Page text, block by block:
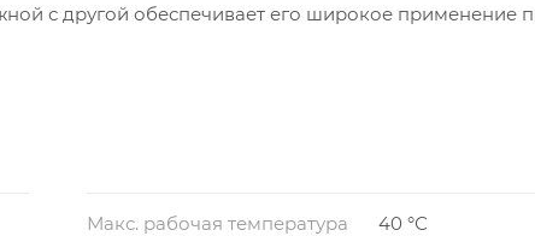
с другой обеспечивает его широкое применение
Макс. рабочая температура 40 °С